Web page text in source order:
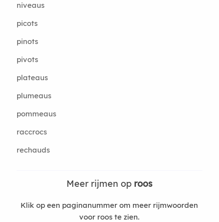
niveaus
picots
pinots
pivots
plateaus
plumeaus
pommeaus
raccrocs
rechauds
Meer rijmen op roos
Klik op een paginanummer om meer rijmwoorden
voor roos te zien.